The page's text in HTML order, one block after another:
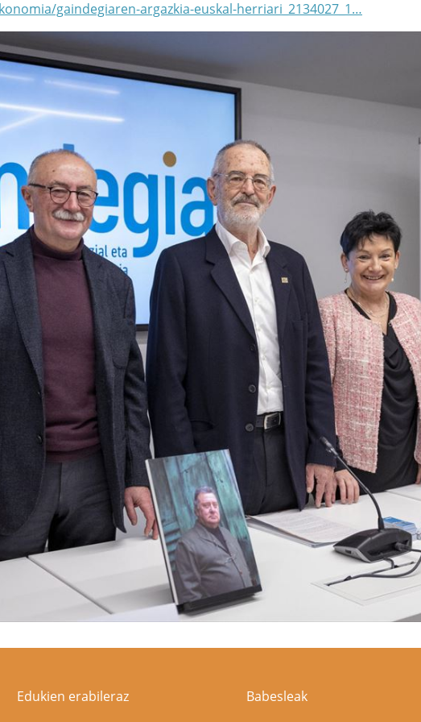
gaindegiaren-argazkia-euskal-herriari_2134027_1…
Edukien erabileraz
Babesleak